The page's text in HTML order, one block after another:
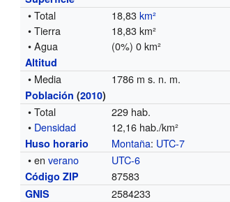
• Total 18,83km²
• Tierra
18,83 km²
• Agua
(0%) 0 km²
Altitud
• Media 1786 m s. n. m.
Población (2010)
• Total
229 hab.
• Densidad 12,16 hab./km²
Huso horario Montaña: UTC-7
• enverano UTC-6
Código ZIP 87583
GNIS 2584233